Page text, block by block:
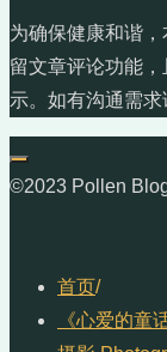
为确保健康和谐
留文章评论功能
示。如有沟通需求
©2023 Pollen
首页/
《心爱的童